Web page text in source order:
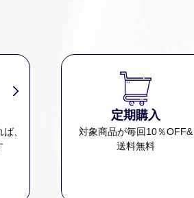
、
定期購入
対象商品が毎回10％OFF&
送料無料